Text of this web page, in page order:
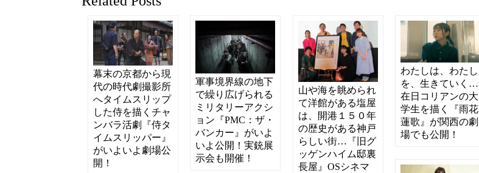
幕末の京都から現
代の時代劇撮影所
へタイムスリップ
した侍を描くチャ
ンバラ活劇『侍タ
イムスリッパー』
がいよいよ劇場公
開！
軍事境界線の地下
で繰り広げられる
ミリタリーアクシ
ョン『PMC：ザ・
バンカー』がいよ
いよ公開！実銃展
示会も開催！
山や海を眺められ
て洋館がある塩屋
は、開港１５０年
の歴史がある神戸
らしい街…『旧​グ
ッゲンハイム邸裏
長屋』OSシネマ
わたしは、わたし
を、生きていく…
在日コリアンの大
学生を描く『雨花
蓮歌』が関西の劇
場でも公開！